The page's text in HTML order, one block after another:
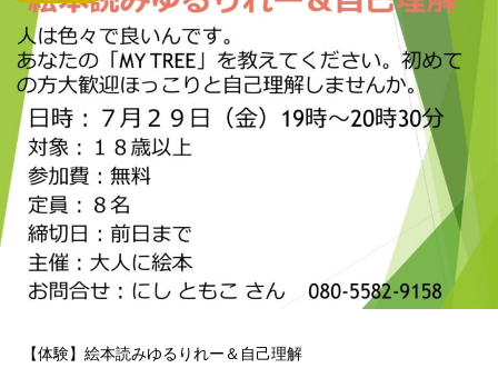
【体験】絵本読みゆるりれー＆自己理解